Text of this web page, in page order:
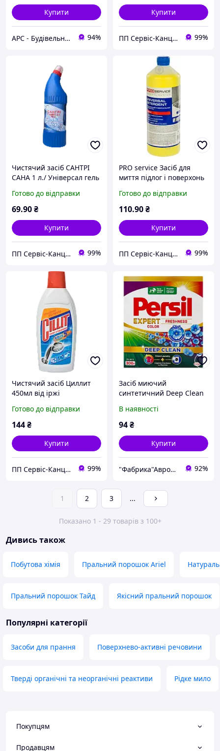
Купити
АРС - Будівельний інтернет-гіпермаркет 94%
Купити
ПП Сервіс-Канцторг - всі товари для офісу з одних рук 99%
Чистячий засіб САНТРІ
САНА 1 л./ Універсал гель
Готово до відправки
69.90₴
Купити
ПП Сервіс-Канцторг - всі товари для офісу з одних рук 99%
PRO service Засіб для
миття підлог і поверхонь
Готово до відправки
110.90₴
Купити
ПП Сервіс-Канцторг - всі товари для офісу з одних рук 99%
Чистячий засіб Циллит
450мл від іржі
Готово до відправки
144₴
Купити
ПП Сервіс-Канцторг - всі товари для офісу з одних рук 99%
Засіб миючий
синтетичний Deep Clean
Арт.1465
В наявності
94₴
Купити
"Фабрика"Аврора" 92%
1 2 3 ...
Показано 1 - 29 товарів з 100+
Дивись також
Побутова хімія Пральний порошок Ariel
Пральний порошок Тайд Якісний пральний порошок
Популярні категорії
Засоби для прання Поверхнево-активні речовини
Тверді органічні та неорганічні реактиви Рідке мило
Покупцям
Продавцям